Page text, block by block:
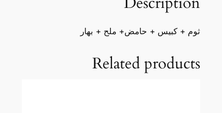
n
t
ثوم + كبيس + حامض+ ملح + بهار
Related products